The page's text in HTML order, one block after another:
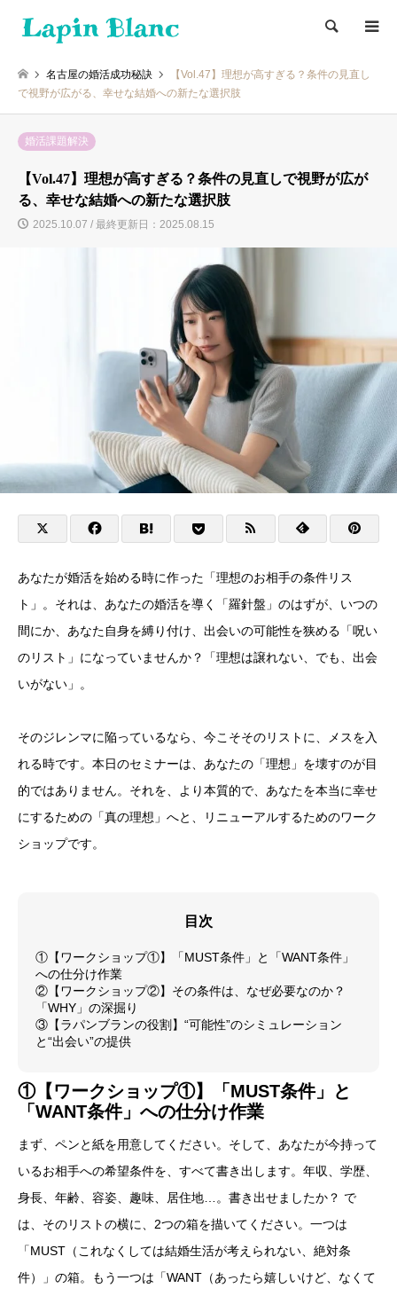
検索
名古屋の婚活成功秘訣
【Vol.47】理想が高すぎる？条件の見直し
で視野が広がる、幸せな結婚への新たな選択肢
婚活課題解決
【Vol.47】理想が高すぎる？条件の見直しで視野が広が
る、幸せな結婚への新たな選択肢
2025.10.07 / 最終更新日：2025.08.15
あなたが婚活を始める時に作った「理想のお相手の条件リス
ト」。それは、あなたの婚活を導く「羅針盤」のはずが、いつの
間にか、あなた自身を縛り付け、出会いの可能性を狭める「呪い
のリスト」になっていませんか？「理想は譲れない、でも、出会
いがない」。
そのジレンマに陥っているなら、今こそそのリストに、メスを入
れる時です。本日のセミナーは、あなたの「理想」を壊すのが目
的ではありません。それを、より本質的で、あなたを本当に幸せ
にするための「真の理想」へと、リニューアルするためのワーク
ショップです。
目次
①【ワークショップ①】「MUST条件」と「WANT条件」
への仕分け作業
②【ワークショップ②】その条件は、なぜ必要なのか？
「WHY」の深掘り
③【ラパンブランの役割】“可能性”のシミュレーション
と“出会い”の提供
①【ワークショップ①】「MUST条件」と
「WANT条件」への仕分け作業
まず、ペンと紙を用意してください。そして、あなたが今持って
いるお相手への希望条件を、すべて書き出します。年収、学歴、
身長、年齢、容姿、趣味、居住地…。書き出せましたか？ で
は、そのリストの横に、2つの箱を描いてください。一つは
「MUST（これなくしては結婚生活が考えられない、絶対条
件）」の箱。もう一つは「WANT（あったら嬉しいけど、なくて